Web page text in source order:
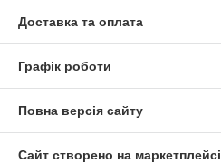
Доставка та оплата
Графік роботи
Повна версія сайту
Сайт створено на маркетплейсі